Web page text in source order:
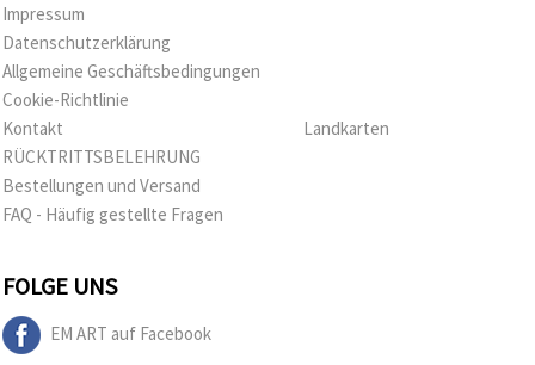
Impressum
Datenschutzerklärung
Allgemeine Geschäftsbedingungen
Cookie-Richtlinie
Kontakt
RÜCKTRITTSBELEHRUNG
Bestellungen und Versand
FAQ - Häufig gestellte Fragen
Landkarten
FOLGE UNS
EM ART auf Facebook